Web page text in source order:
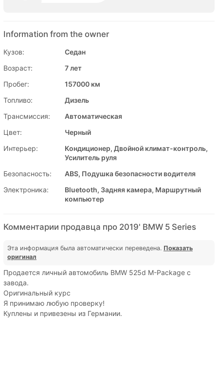
Information from the owner
Кузов:
Седан
Возраст:
7 лет
Пробег:
157000 км
Топливо:
Дизель
Трансмиссия:
Автоматическая
Цвет:
Черный
Интерьер:
Кондиционер, Двойной климат-контроль,
Усилитель руля
Безопасность:
ABS, Подушка безопасности водителя
Электроника:
Bluetooth, Задняя камера, Маршрутный
компьютер
Комментарии продавца про 2019' BMW 5 Series
Эта информация была автоматически переведена. Показать
оригинал
Продается личный автомобиль BMW 525d M-Package с
завода.
Оригинальный курс
Я принимаю любую проверку!
Куплены и привезены из Германии.